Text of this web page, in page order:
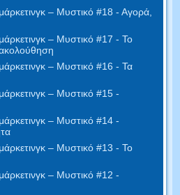
– Μυστικό #18 - Αγορά,
– Μυστικό #17 - Το
– Μυστικό #16 - Τα
– Μυστικό #15 -
– Μυστικό #14 -
– Μυστικό #13 - Το
– Μυστικό #12 -